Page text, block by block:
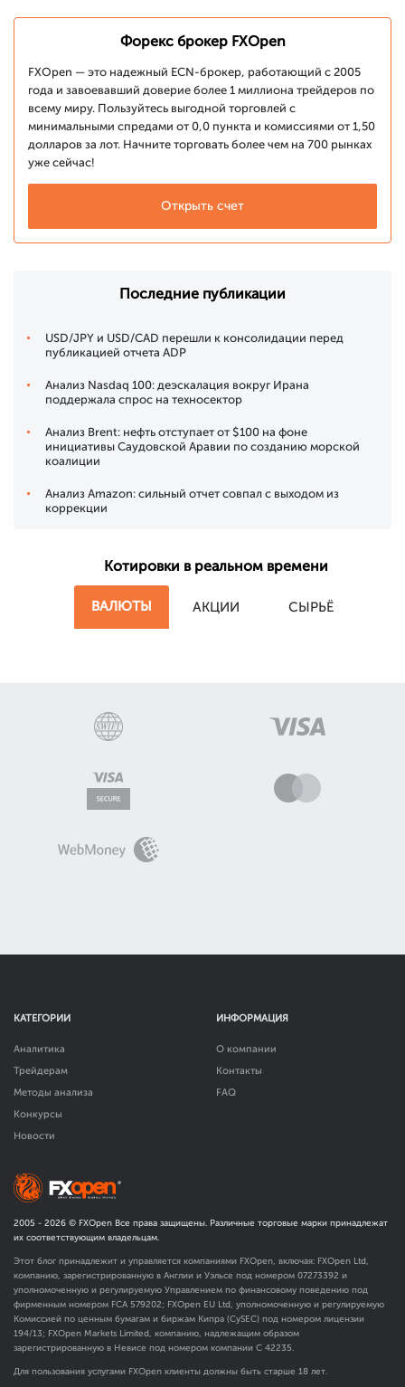
Форекс брокер FXOpen
FXOpen — это надежный ECN-брокер, работающий с 2005
года и завоевавший доверие более 1 миллиона трейдеров по
всему миру. Пользуйтесь выгодной торговлей с
минимальными спредами от 0,0 пункта и комиссиями от 1,50
долларов за лот. Начните торговать более чем на 700 рынках
уже сейчас!
Открыть счет
Последние публикации
USD/JPY и USD/CAD перешли к консолидации перед
публикацией отчета ADP
Анализ Nasdaq 100: деэскалация вокруг Ирана
поддержала спрос на техносектор
Анализ Brent: нефть отступает от $100 на фоне
инициативы Саудовской Аравии по созданию морской
коалиции
Анализ Amazon: сильный отчет совпал с выходом из
коррекции
Котировки в реальном времени
ВАЛЮТЫ АКЦИИ СЫРЬЁ
КАТЕГОРИИ
Аналитика
Трейдерам
Методы анализа
Конкурсы
Новости
ИНФОРМАЦИЯ
О компании
Контакты
FAQ
2005 - 2026 © FXOpen Все права защищены. Различные торговые марки принадлежат
их соответствующим владельцам.
Этот блог принадлежит и управляется компаниями FXOpen, включая: FXOpen Ltd,
компанию, зарегистрированную в Англии и Уэльсе под номером 07273392 и
уполномоченную и регулируемую Управлением по финансовому поведению под
фирменным номером FCA 579202; FXOpen EU Ltd, уполномоченную и регулируемую
Комиссией по ценным бумагам и биржам Кипра (CySEC) под номером лицензии
194/13; FXOpen Markets Limited, компанию, надлежащим образом
зарегистрированную в Невисе под номером компании C 42235.
Для пользования услугами FXOpen клиенты должны быть старше 18 лет.